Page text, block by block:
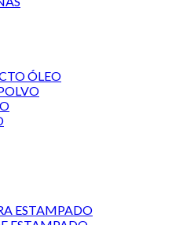
ÓLEO
ESTAMPADO